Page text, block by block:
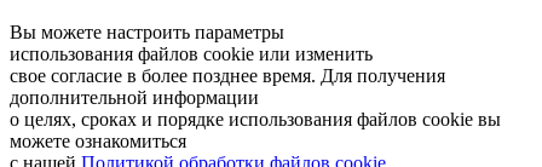
Вы можете настроить параметры
использования файлов cookie или изменить
свое согласие в более позднее время. Для получения
дополнительной информации
о целях, сроках и порядке использования файлов cookie вы
можете ознакомиться
с нашей Политикой обработки файлов cookie